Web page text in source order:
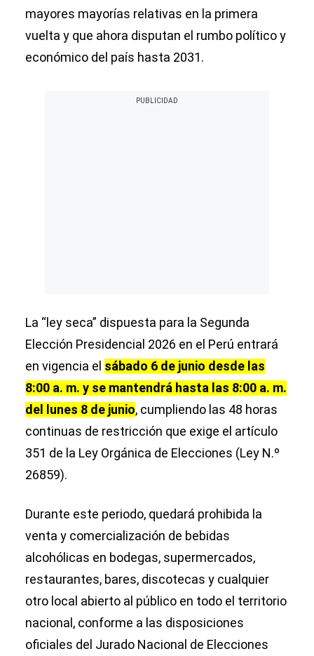
mayores mayorías relativas en la primera
vuelta y que ahora disputan el rumbo político y
económico del país hasta 2031.
La “ley seca” dispuesta para la Segunda
Elección Presidencial 2026 en el Perú entrará
en vigencia el sábado 6 de junio desde las
8:00 a. m. y se mantendrá hasta las 8:00 a. m.
del lunes 8 de junio, cumpliendo las 48 horas
continuas de restricción que exige el artículo
351 de la Ley Orgánica de Elecciones (Ley N.º
26859).
Durante este periodo, quedará prohibida la
venta y comercialización de bebidas
alcohólicas en bodegas, supermercados,
restaurantes, bares, discotecas y cualquier
otro local abierto al público en todo el territorio
nacional, conforme a las disposiciones
oficiales del Jurado Nacional de Elecciones